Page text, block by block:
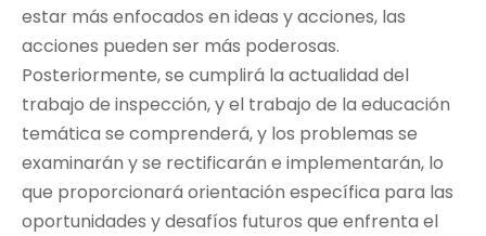
estar más enfocados en ideas y acciones, las
acciones pueden ser más poderosas.
Posteriormente, se cumplirá la actualidad del
trabajo de inspección, y el trabajo de la educación
temática se comprenderá, y los problemas se
examinarán y se rectificarán e implementarán, lo
que proporcionará orientación específica para las
oportunidades y desafíos futuros que enfrenta el